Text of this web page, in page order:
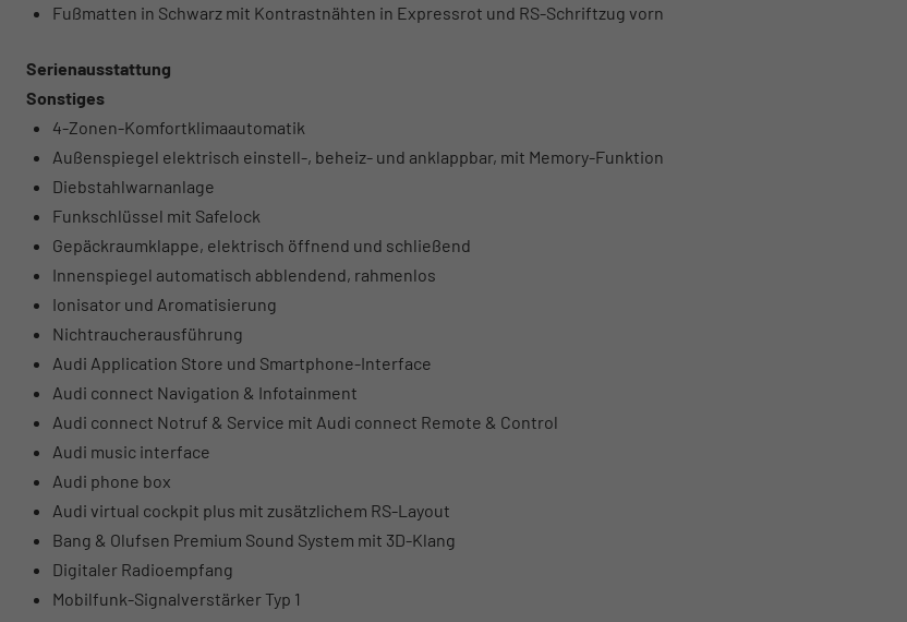
Fußmatten in Schwarz mit Kontrastnähten in Expressrot und RS-Schriftzug vorn
Serienausstattung
Sonstiges
4-Zonen-Komfortklimaautomatik
Außenspiegel elektrisch einstell-, beheiz- und anklappbar, mit Memory-Funktion
Diebstahlwarnanlage
Funkschlüssel mit Safelock
Gepäckraumklappe, elektrisch öffnend und schließend
Innenspiegel automatisch abblendend, rahmenlos
Ionisator und Aromatisierung
Nichtraucherausführung
Audi Application Store und Smartphone-Interface
Audi connect Navigation & Infotainment
Audi connect Notruf & Service mit Audi connect Remote & Control
Audi music interface
Audi phone box
Audi virtual cockpit plus mit zusätzlichem RS-Layout
Bang & Olufsen Premium Sound System mit 3D-Klang
Digitaler Radioempfang
Mobilfunk-Signalverstärker Typ 1